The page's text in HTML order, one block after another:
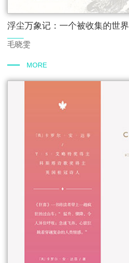
浮尘万象记：一个被收集的世界
毛晓雯
MORE